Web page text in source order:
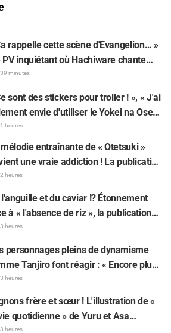
rappelle cette scène d'Evangelion… »
PV inquiétant où Hachiware chante
« Chiikawa The Movie: The Secret of
39 minutes
sont des stickers pour troller ! », « J'ai
envie d'utiliser le Yokei na Ose-
» : les fans ravis par l'arrivée du 8e
stickers LINE « The Culling Game »
1 heures
entraînante de « Otetsuki »
une vraie addiction ! La publication
de la chanson insérée de « The
Samurai » fait sensation : « Un
song pour une œuvre historique
Reiwa »
2 heures
l'anguille et du caviar !? Étonnement
à « l'absence de riz », la publication
« Frieren » fait réagir : « Choisir la
nature, c'est un truc de
»
3 heures
personnages pleins de dynamisme
Tanjiro font réagir : « Encore plus
que sur l'écran ! » — Une
géante de l'arc Château Infini de «
Slayer: Kimetsu No Yaiba »
à Ikebukuro et fait grand bruit
3 heures
frère et sœur ! L'illustration de «
quotidienne » de Yuru et Asa
3 heures